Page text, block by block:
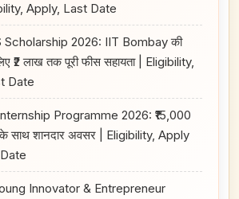
Apply, Last Date
Scholarship 2026: IIT Bombay की
₹2 लाख तक पूरी फीस सहायता | Eligibility,
Date
Programme 2026: ₹15,000
साथ शानदार अवसर | Eligibility, Apply
Innovator & Entrepreneur